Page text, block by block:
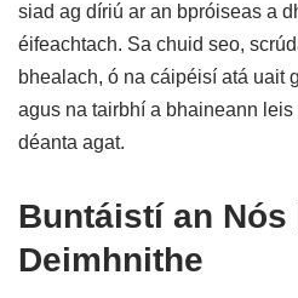
siad ag díriú ar an bpróiseas a
éifeachtach. Sa chuid seo,
bhealach, ó na cáipéisí atá uait
agus na tairbhí a bhaineann
déanta agat.
Buntáistí an Nós
Deimhnithe